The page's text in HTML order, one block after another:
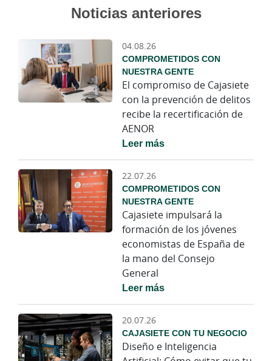
Noticias anteriores
04.08.26
COMPROMETIDOS CON
NUESTRA GENTE
El compromiso de Cajasiete
con la prevención de delitos
recibe la recertificación de
AENOR
Leer más
22.07.26
COMPROMETIDOS CON
NUESTRA GENTE
Cajasiete impulsará la
formación de los jóvenes
economistas de España de
la mano del Consejo
General
Leer más
20.07.26
CAJASIETE CON TU NEGOCIO
Diseño e Inteligencia